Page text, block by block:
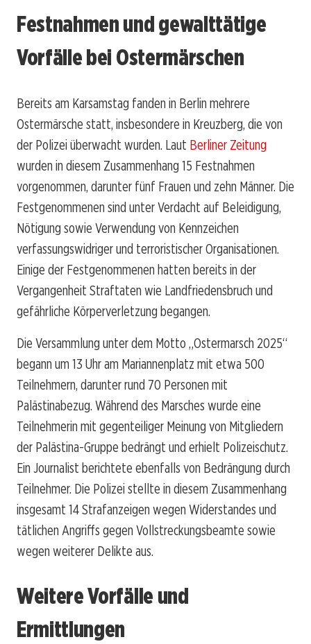
Festnahmen und gewalttätige
Vorfälle bei Ostermärschen
Bereits am Karsamstag fanden in Berlin mehrere
Ostermärsche statt, insbesondere in Kreuzberg, die von
der Polizei überwacht wurden. Laut Berliner Zeitung
wurden in diesem Zusammenhang 15 Festnahmen
vorgenommen, darunter fünf Frauen und zehn Männer. Die
Festgenommenen sind unter Verdacht auf Beleidigung,
Nötigung sowie Verwendung von Kennzeichen
verfassungswidriger und terroristischer Organisationen.
Einige der Festgenommenen hatten bereits in der
Vergangenheit Straftaten wie Landfriedensbruch und
gefährliche Körperverletzung begangen.
Die Versammlung unter dem Motto „Ostermarsch 2025“
begann um 13 Uhr am Mariannenplatz mit etwa 500
Teilnehmern, darunter rund 70 Personen mit
Palästinabezug. Während des Marsches wurde eine
Teilnehmerin mit gegenteiliger Meinung von Mitgliedern
der Palästina-Gruppe bedrängt und erhielt Polizeischutz.
Ein Journalist berichtete ebenfalls von Bedrängung durch
Teilnehmer. Die Polizei stellte in diesem Zusammenhang
insgesamt 14 Strafanzeigen wegen Widerstandes und
tätlichen Angriffs gegen Vollstreckungsbeamte sowie
wegen weiterer Delikte aus.
Weitere Vorfälle und
Ermittlungen